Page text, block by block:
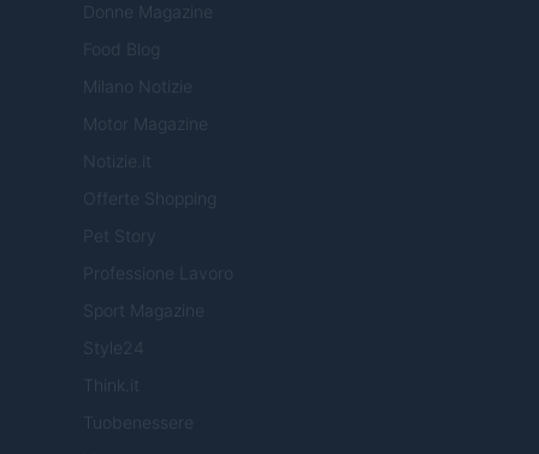
Donne Magazine
Food Blog
Milano Notizie
Motor Magazine
Notizie.it
Offerte Shopping
Pet Story
Professione Lavoro
Sport Magazine
Style24
Think.it
Tuobenessere